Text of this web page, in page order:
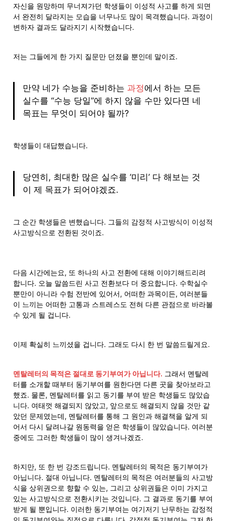
자신을 원망하며 무너져가던 학생들이 이성적 사고를 하게 되면
서 완전히 달라지는 모습을 너무나도 많이 목격했습니다. 과정이
변하자 결과도 달라지기 시작했습니다.
저는 그들에게 한 가지 질문만 던졌을 뿐인데 말이죠.
만약 네가 수능을 준비하는 과정에서 하는 모든
실수를 “수능 당일”에 하지 않을 수만 있다면 네
목표는 무엇이 되어야 될까?
학생들이 대답했습니다.
당연히, 최대한 많은 실수를 ‘미리’ 다 해보는 것
이 제 목표가 되어야겠죠.
그 순간 학생들은 변했습니다. 그들의 감정적 사고방식이 이성적
사고방식으로 전환된 것이죠.
다음 시간에는요, 또 하나의 사고 전환에 대해 이야기해드리려
합니다. 오늘 말씀드린 사고 전환보다 더 중요합니다. 수학실수
뿐만이 아니라 수험 전반에 있어서, 어떠한 과목이든, 여러분들
이 느끼는 어떠한 고통과 스트레스도 전혀 다른 관점으로 바라볼
수 있게 될 겁니다.
이제 확실히 느끼셨을 겁니다. 그래도 다시 한 번 말씀드릴게요.
멘탈레터의 목적은 절대로 동기부여가 아닙니다. 그래서 멘탈레
터를 소개할 때부터 동기부여를 원한다면 다른 곳을 찾아보라고
했죠. 물론, 멘탈레터를 읽고 동기를 부여 받은 학생들도 많았습
니다. 여태껏 해결되지 않았고, 앞으로도 해결되지 않을 것만 같
았던 문제였는데, 멘탈레터를 통해 그 원인과 해결책을 알게 되
어서 다시 달려나갈 원동력을 얻은 학생들이 많았습니다. 여러분
중에도 그러한 학생들이 많이 생겨나겠죠.
하지만, 또 한 번 강조드립니다. 멘탈레터의 목적은 동기부여가
아닙니다. 절대 아닙니다. 멘탈레터의 목적은 여러분들의 사고방
식을 상위권으로 향할 수 있는, 그리고 상위권들은 이미 가지고
있는 사고방식으로 전환시키는 것입니다. 그 결과로 동기를 부여
받게 될 뿐입니다. 이러한 동기부여는 여기저기 난무하는 감정적